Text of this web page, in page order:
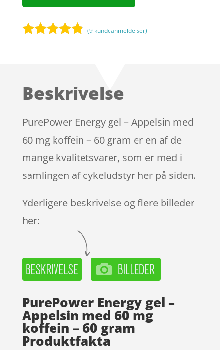
kundebedø
(9 kundeanmeldelser)
Beskrivelse
PurePower Energy gel – Appelsin med
60 mg koffein – 60 gram er en af de
mange kvalitetsvarer, som er med i
samlingen af cykeludstyr her på siden.
Yderligere beskrivelse og flere billeder
her:
PurePower Energy gel –
Appelsin med 60 mg
koffein – 60 gram
Produktfakta